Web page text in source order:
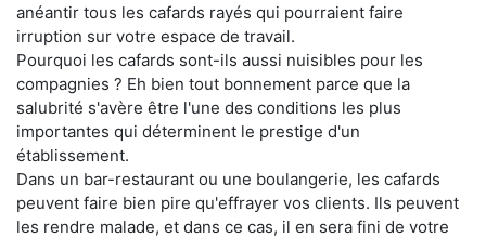
anéantir tous les cafards rayés qui pourraient faire
irruption sur votre espace de travail.
Pourquoi les cafards sont-ils aussi nuisibles pour les
compagnies ? Eh bien tout bonnement parce que la
salubrité s'avère être l'une des conditions les plus
importantes qui déterminent le prestige d'un
établissement.
Dans un bar-restaurant ou une boulangerie, les cafards
peuvent faire bien pire qu'effrayer vos clients. Ils peuvent
les rendre malade, et dans ce cas, il en sera fini de votre